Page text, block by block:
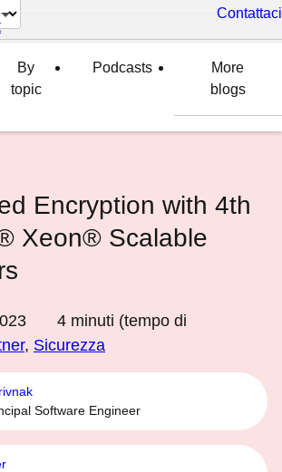
Contattaci
By
topic
Podcasts
More
blogs
Encryption with 4th
Xeon® Scalable
4 minuti (tempo di
, Sicurezza
Software Engineer